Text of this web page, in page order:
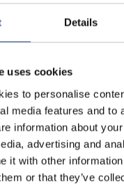
Details
uses cookies
to personalise
media features and to
information about
advertising and
it with other information
or that they’ve